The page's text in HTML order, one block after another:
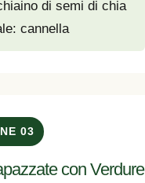
di semi di chia
cannella
03
con Verdure